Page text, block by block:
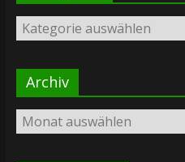
Kategorien
Archiv
Archiv